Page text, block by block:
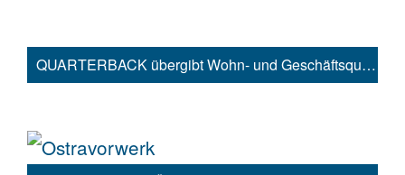
QUARTERBACK übergibt Wohn- und Geschäftsquartier Darwinbogen in Königs Wusterhausen bei Berlin an HIH